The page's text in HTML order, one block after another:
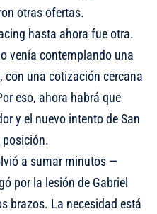
otras ofertas.
hasta ahora fue otra.
venía contemplando una
, con una cotización cercana
eso, ahora habrá que
y el nuevo intento de San
posición.
a sumar minutos —
por la lesión de Gabriel
brazos. La necesidad está